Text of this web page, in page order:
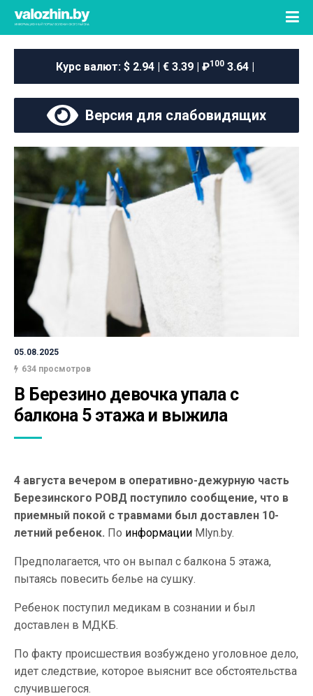
Курс валют: $ 2.94 | € 3.39 | ₽100 3.64 |
Версия для слабовидящих
05.08.2025
634 просмотров
В Березино девочка упала с
балкона 5 этажа и выжила
4 августа вечером в оперативно-дежурную часть
Березинского РОВД поступило сообщение, что в
приемный покой с травмами был доставлен 10-
летний ребенок. По информации Mlyn.by.
Предполагается, что он выпал с балкона 5 этажа,
пытаясь повесить белье на сушку.
Ребенок поступил медикам в сознании и был
доставлен в МДКБ.
По факту происшествия возбуждено уголовное дело,
идет следствие, которое выяснит все обстоятельства
случившегося.